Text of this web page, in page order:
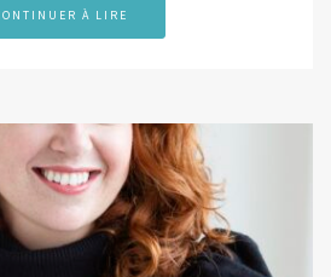
À LIRE